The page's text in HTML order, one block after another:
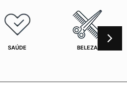
SAÚDE BELEZA